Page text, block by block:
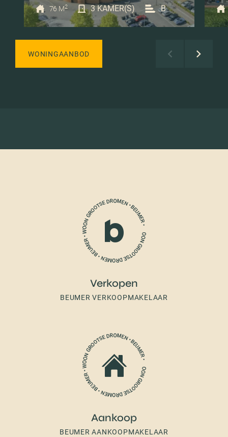
76 M2 3 KAMER(S) B
WONINGAANBOD
Verkopen
BEUMER VERKOOPMAKELAAR
Aankoop
BEUMER AANKOOPMAKELAAR